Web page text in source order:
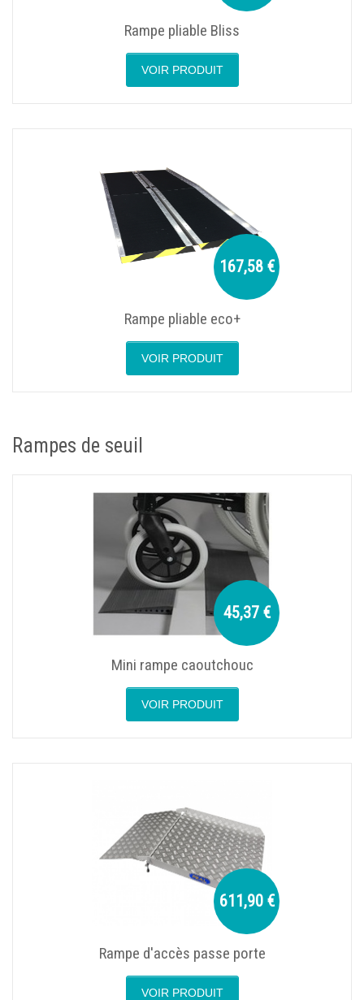
Rampe pliable Bliss
VOIR PRODUIT
167,58 €
Rampe pliable eco+
VOIR PRODUIT
Rampes de seuil
45,37 €
Mini rampe caoutchouc
VOIR PRODUIT
611,90 €
Rampe d'accès passe porte
VOIR PRODUIT